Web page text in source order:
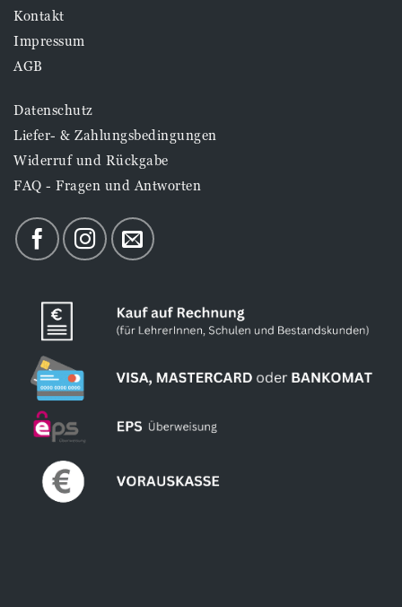
Kontakt
Impressum
AGB
Datenschutz
Liefer- & Zahlungsbedingungen
Widerruf und Rückgabe
FAQ - Fragen und Antworten